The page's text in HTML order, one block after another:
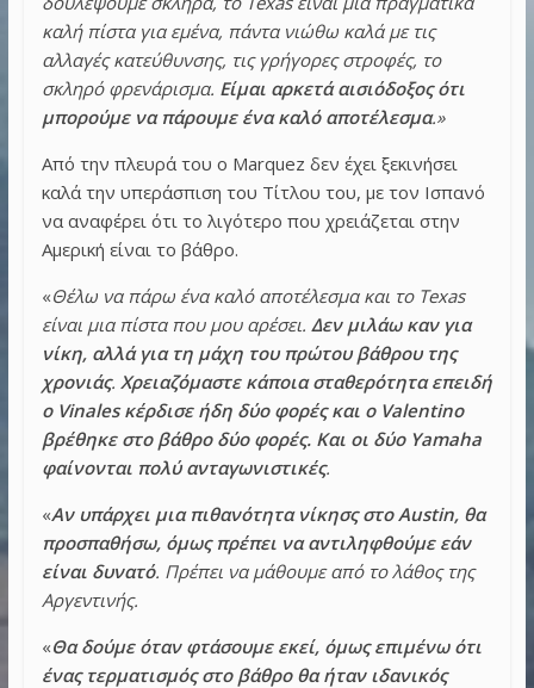
καλή πίστα για εμένα, πάντα νιώθω καλά με τις
αλλαγές κατεύθυνσης, τις γρήγορες στροφές, το
σκληρό φρενάρισμα. Είμαι αρκετά αισιόδοξος ότι
μπορούμε να πάρουμε ένα καλό αποτέλεσμα.»
Από την πλευρά του ο Marquez δεν έχει ξεκινήσει
καλά την υπεράσπιση του Τίτλου του, με τον Ισπανό
να αναφέρει ότι το λιγότερο που χρειάζεται στην
Αμερική είναι το βάθρο.
«Θέλω να πάρω ένα καλό αποτέλεσμα και το Texas
είναι μια πίστα που μου αρέσει. Δεν μιλάω καν για
νίκη, αλλά για τη μάχη του πρώτου βάθρου της
χρονιάς. Χρειαζόμαστε κάποια σταθερότητα επειδή
ο Vinales κέρδισε ήδη δύο φορές και ο Valentino
βρέθηκε στο βάθρο δύο φορές. Και οι δύο Yamaha
φαίνονται πολύ ανταγωνιστικές.
«Αν υπάρχει μια πιθανότητα νίκησς στο Austin, θα
προσπαθήσω, όμως πρέπει να αντιληφθούμε εάν
είναι δυνατό. Πρέπει να μάθουμε από το λάθος της
Αργεντινής.
«Θα δούμε όταν φτάσουμε εκεί, όμως επιμένω ότι
ένας τερματισμός στο βάθρο θα ήταν ιδανικός